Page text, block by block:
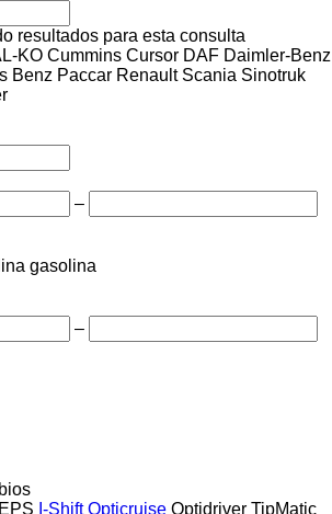
resultados para esta consulta
KO Cummins Cursor DAF Daimler-Benz
Benz Paccar Renault Scania Sinotruk
–
gasolina
–
EPS I-Shift Opticruise Optidriver TipMatic